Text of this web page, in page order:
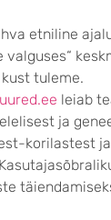
etniline
tuleme.
leiab
ja
korilastest ja